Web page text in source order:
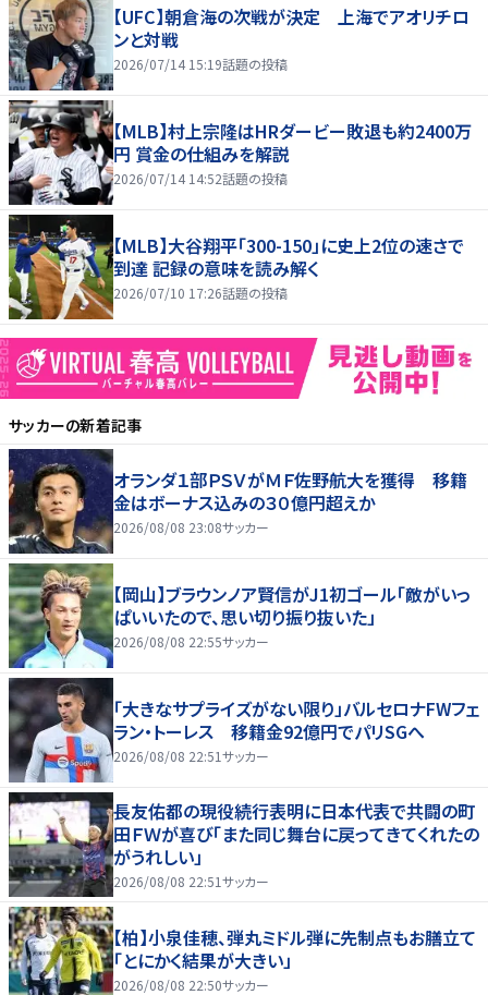
【UFC】朝倉海の次戦が決定 上海でアオリチロ
ンと対戦
2026/07/14 15:19話題の投稿
【MLB】村上宗隆はHRダービー敗退も約2400万
円 賞金の仕組みを解説
2026/07/14 14:52話題の投稿
【MLB】大谷翔平「300-150」に史上2位の速さで
到達 記録の意味を読み解く
2026/07/10 17:26話題の投稿
サッカーの新着記事
オランダ１部ＰＳＶがＭＦ佐野航大を獲得 移籍
金はボーナス込みの３０億円超えか
2026/08/08 23:08サッカー
【岡山】ブラウンノア賢信がJ1初ゴール「敵がいっ
ぱいいたので、思い切り振り抜いた」
2026/08/08 22:55サッカー
「大きなサプライズがない限り」バルセロナFWフェ
ラン・トーレス 移籍金92億円でパリSGへ
2026/08/08 22:51サッカー
長友佑都の現役続行表明に日本代表で共闘の町
田ＦＷが喜び「また同じ舞台に戻ってきてくれたの
がうれしい」
2026/08/08 22:51サッカー
【柏】小泉佳穂、弾丸ミドル弾に先制点もお膳立て
「とにかく結果が大きい」
2026/08/08 22:50サッカー